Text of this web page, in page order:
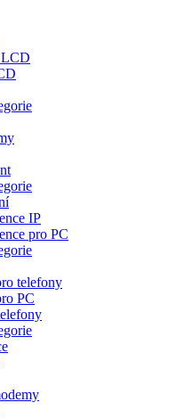
LCD
IP
pro PC
telefony
PC